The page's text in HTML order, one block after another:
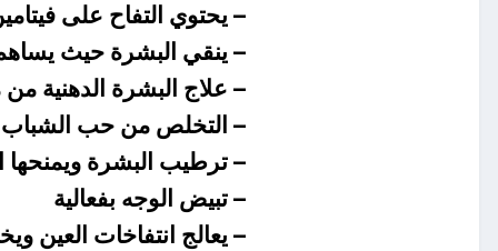
– يحتوي التفاح على
– ينقي البشرة حيث يساهم
– علاج البشرة الدهنية
– التخلص من حب الشباب
– ترطيب البشرة ويمنحها
– تبيض الوجه بفعالية
– يعالج انتفاخات العين